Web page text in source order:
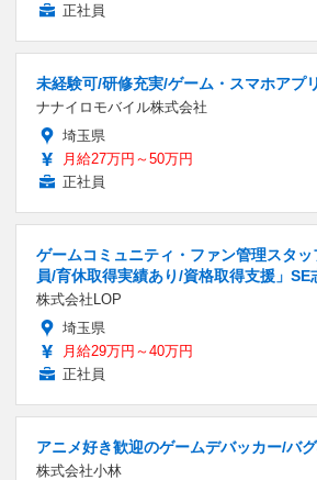
正社員
未経験可/研修充実/ゲーム・スマホアプ
ナナイロモバイル株式会社
埼玉県
月給27万円～50万円
正社員
ゲームコミュニティ・ファン管理スタ
員/育休取得実績あり/資格取得支援」SE
株式会社LOP
埼玉県
月給29万円～40万円
正社員
アニメ好き歓迎のゲームデバッカー/バ
株式会社小林